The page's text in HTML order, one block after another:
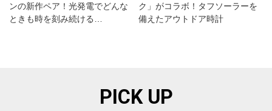
ンの新作ペア！光発電でどんな
ときも時を刻み続ける…
ク」がコラボ！タフソーラーを
備えたアウトドア時計
PICK UP